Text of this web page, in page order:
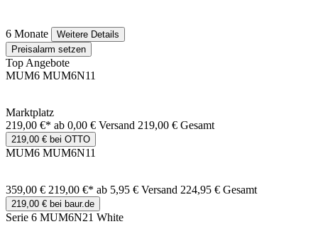
6 Monate
Weitere Details
Preisalarm setzen
Top Angebote
MUM6 MUM6N11
Marktplatz
219,00 €* ab 0,00 € Versand 219,00 € Gesamt
219,00 € bei OTTO
MUM6 MUM6N11
359,00 € 219,00 €* ab 5,95 € Versand 224,95 € Gesamt
219,00 € bei baur.de
Serie 6 MUM6N21 White